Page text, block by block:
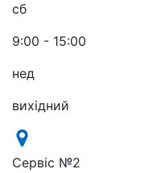
сб
9:00 - 15:00
нед
вихідний
Сервіс №2